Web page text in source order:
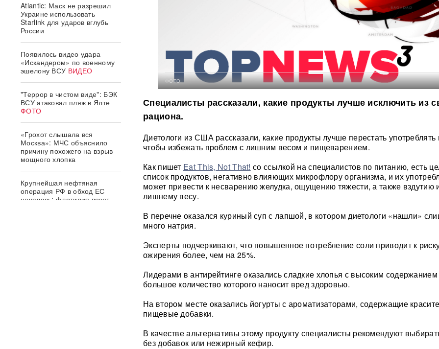
Atlantic: Маск не разрешил
Украине использовать
Starlink для ударов вглубь
России
Появилось видео удара
«Искандером» по военному
эшелону ВСУ ВИДЕО
"Террор в чистом виде": БЭК
ВСУ атаковал пляж в Ялте
ФОТО
«Грохот слышала вся
Москва»: МЧС объяснило
причину похожего на взрыв
мощного хлопка
Крупнейшая нефтяная
операция РФ в обход ЕС
началась: флотилия везет
ФОТО:
Специалисты рассказали, какие продукты лучше исключить из
рациона.
Диетологи из США рассказали, какие продукты лучше перестать
чтобы избежать проблем с лишним весом и пищеварением.
Как пишет Eat This, Not That! со ссылкой на специалистов по питанию, есть
список продуктов, негативно влияющих микрофлору организма, и их
может привести к несварению желудка, ощущению тяжести, а также вздутию
лишнему весу.
В перечне оказался куриный суп с лапшой, в котором диетологи «нашли»
много натрия.
Эксперты подчеркивают, что повышенное потребление соли приводит к
ожирения более, чем на 25%.
Лидерами в антирейтинге оказались сладкие хлопья с высоким
большое количество которого наносит вред здоровью.
На втором месте оказались йогурты с ароматизаторами, содержащие
пищевые добавки.
В качестве альтернативы этому продукту специалисты рекомендуют
без добавок или нежирный кефир.